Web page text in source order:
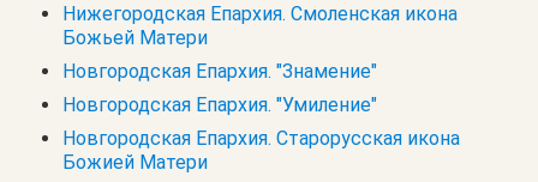
Нижегородская Епархия. Смоленская икона
Божьей Матери
Новгородская Епархия. "Знамение"
Новгородская Епархия. "Умиление"
Новгородская Епархия. Старорусская икона
Божией Матери